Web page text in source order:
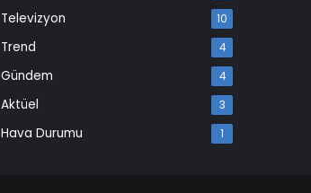
Televizyon 10
Trend 4
Gündem 4
Aktüel 3
Hava Durumu 1